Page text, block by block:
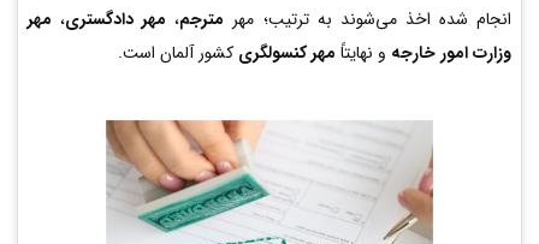
انجام شده اخذ می‌شوند به ترتیب؛ مهر مترجم، مهر دادگستری، مهر
وزارت امور خارجه و نهایتاً مهر کنسولگری کشور آلمان است.